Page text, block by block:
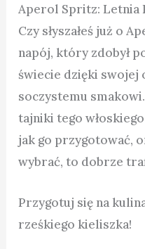
Aperol Spritz: Letnia
Czy słyszałeś już o
napój, który zdobył
świecie dzięki swojej
soczystemu
tajniki tego
jak go przygotować,
wybrać, to dobrze
Przygotuj się na
rześkiego kieliszka!